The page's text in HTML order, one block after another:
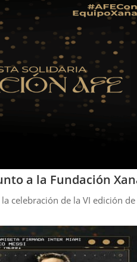
a la Fundación
celebración de la VI edición